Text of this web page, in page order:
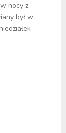
nocy z
był w